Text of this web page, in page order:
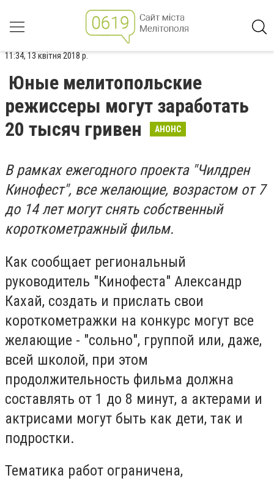
11:34, 13 квітня 2018 р.
Юные мелитопольские
режиссеры могут заработать
20 тысяч гривен
АНОНС
В рамках ежегодного проекта "Чилдрен
Кинофест", все желающие, возрастом от 7
до 14 лет могут снять собственный
короткометражный фильм.
Как сообщает региональный
руководитель "Кинофеста" Александр
Кахай, создать и прислать свои
короткометражки на конкурс могут все
желающие - "сольно", группой или, даже,
всей школой, при этом
продолжительность фильма должна
составлять от 1 до 8 минут, а актерами и
актрисами могут быть как дети, так и
подростки.
Тематика работ ограничена,